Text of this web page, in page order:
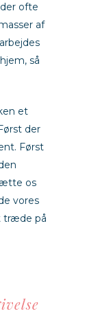
ofte
af
så
et
der
Først
os
vores
træde på